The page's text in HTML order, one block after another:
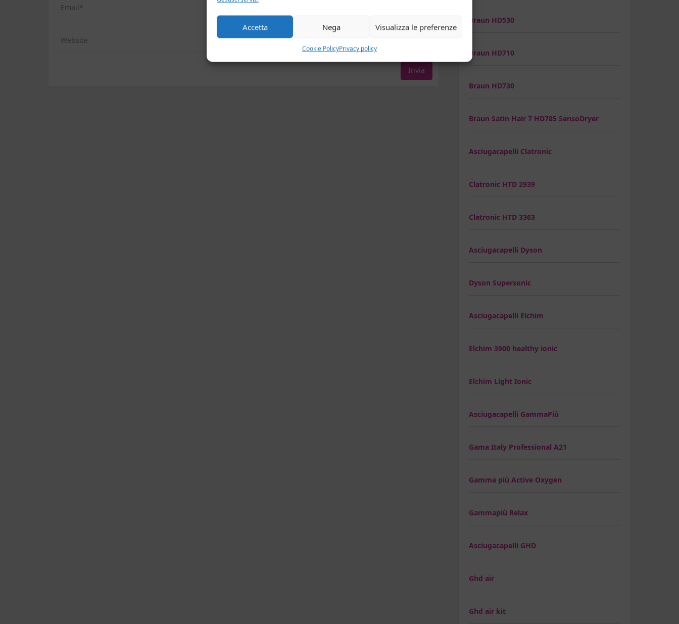
Accetta Nega Visualizza le preferenze
Cookie PolicyPrivacy policy
Braun HD530
Braun HD710
Braun HD730
Braun Satin Hair 7 HD785 SensoDryer
Asciugacapelli Clatronic
Clatronic HTD 2939
Clatronic HTD 3363
Asciugacapelli Dyson
Dyson Supersonic
Asciugacapelli Elchim
Elchim 3900 healthy ionic
Elchim Light Ionic
Asciugacapelli GammaPiù
Gama Italy Professional A21
Gamma più Active Oxygen
Gammapiù Relax
Asciugacapelli GHD
Ghd air
Ghd air kit